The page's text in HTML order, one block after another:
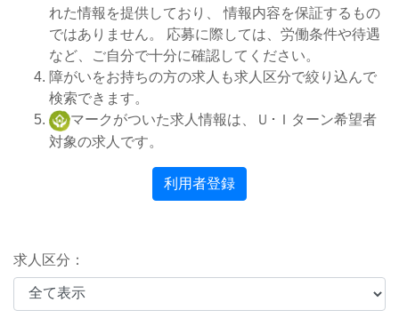
れた情報を提供しており、 情報内容を保証するもの
ではありません。 応募に際しては、労働条件や待遇
など、ご自分で十分に確認してください。
障がいをお持ちの方の求人も求人区分で絞り込んで
検索できます。
マークがついた求人情報は、Ｕ･Ｉターン希望者
対象の求人です。
利用者登録
求人区分：